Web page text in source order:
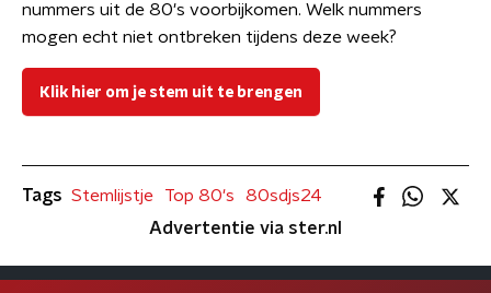
nummers uit de 80's voorbijkomen. Welk nummers
mogen echt niet ontbreken tijdens deze week?
Klik hier om je stem uit te brengen
Tags Stemlijstje Top 80's
80sdjs24
Advertentie via ster.nl